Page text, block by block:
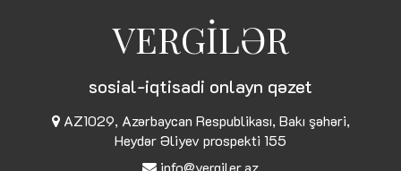
VERGİLƏR
sosial-iqtisadi onlayn qəzet
AZ1029, Azərbaycan Respublikası, Bakı şəhəri,
Heydər Əliyev prospekti 155
info@vergiler.az